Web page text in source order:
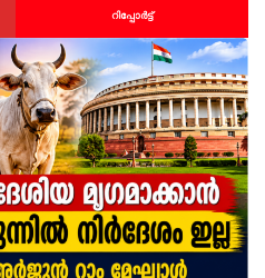
റിപ്പോര്‍ട്ട്